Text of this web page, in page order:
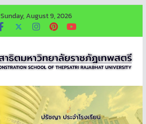
Sunday, August 9, 2026